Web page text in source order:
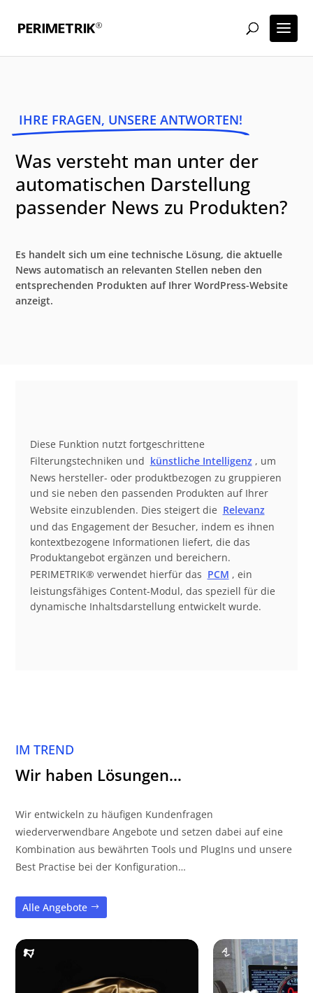
IHRE FRAGEN, UNSERE ANTWORTEN!
Was versteht man unter der
automatischen Darstellung
passender News zu Produkten?
Es handelt sich um eine technische Lösung, die aktuelle
News automatisch an relevanten Stellen neben den
entsprechenden Produkten auf Ihrer WordPress-Website
anzeigt.
Diese Funktion nutzt fortgeschrittene
Filterungstechniken und künstliche Intelligenz , um
News hersteller- oder produktbezogen zu gruppieren
und sie neben den passenden Produkten auf Ihrer
Website einzublenden. Dies steigert die Relevanz
und das Engagement der Besucher, indem es ihnen
kontextbezogene Informationen liefert, die das
Produktangebot ergänzen und bereichern.
PERIMETRIK® verwendet hierfür das PCM , ein
leistungsfähiges Content-Modul, das speziell für die
dynamische Inhaltsdarstellung entwickelt wurde.
IM TREND
Wir haben Lösungen…
Wir entwickeln zu häufigen Kundenfragen
wiederverwendbare Angebote und setzen dabei auf eine
Kombination aus bewährten Tools und PlugIns und unsere
Best Practise bei der Konfiguration…
Alle Angebote